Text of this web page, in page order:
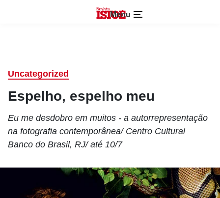
Menu
Uncategorized
Espelho, espelho meu
Eu me desdobro em muitos - a autorrepresentação
na fotografia contemporânea/ Centro Cultural
Banco do Brasil, RJ/ até 10/7